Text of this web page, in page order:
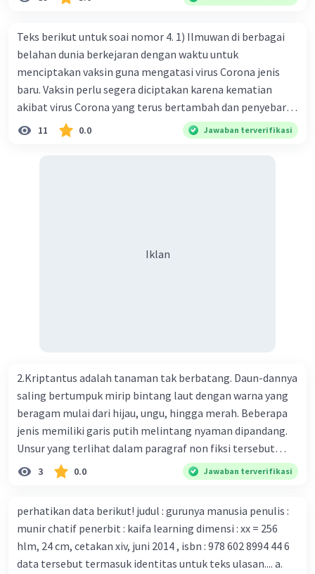
ke kota kecil ini. Makna kata bercetak tebal dalam kutipan
baik
Teks berikut untuk soai nomor 4. 1) Ilmuwan di berbagai
belahan dunia berkejaran dengan waktu untuk
menciptakan vaksin guna mengatasi virus Corona jenis
baru. Vaksin perlu segera diciptakan karena kematian
akibat virus Corona yang terus bertambah dan penyebaran
virus yang kian meluas. 2) Pada Jum'at (7-2-2020), Komisi
Kesehatan Nasional Cina mencatat jumlah kematian
ilmuwan bekerja dalam kecepatan penuh untuk
bersama sejumlah perusahaan biotek dan vaksin.
Beberapa waktu lalu, Kepala Laboratorium Identifikasi
Virus dari Institut Peter Doherty untuk Infeksi dan
kekebalan, Melbourne, Julian Druce, menyatakan mereka
mengembangkan virus Corona versi laboratorium dari
tubuh pasien yang terinfeksi untuk uji coba. Tanggapan
yang sesuai dengan berita tersebut adalah ... A.
serangan virus Corona dengan menemukan vaksin virus
tersebut. B. Para ilmuan perlu segera mempelajari virus
corona yang menjadi masalah besar bagi kesehatan dunia
karena persebarannya sangat cepat. C. Masyarakat perlu
11 0.0 Jawaban terverifikasi
Iklan
2.Kriptantus adalah tanaman tak berbatang. Daun-dannya
saling bertumpuk mirip bintang laut dengan warna yang
beragam mulai dari hijau, ungu, hingga merah. Beberapa
jenis memiliki garis putih melintang nyaman dipandang.
Unsur yang terlihat dalam paragraf non fiksi tersebut
adalah... A. cara menyajikan isi buku B. bahasa yang
digunakan C. tokoh dan penokohan D. penyajian alur cerita
3 0.0 Jawaban terverifikasi
perhatikan data berikut! judul : gurunya manusia penulis :
munir chatif penerbit : kaifa learning dimensi : xx = 256
hlm, 24 cm, cetakan xiv, juni 2014 , isbn : 978 602 8994 44 6
data tersebut termasuk identitas untuk teks ulasan.... a.